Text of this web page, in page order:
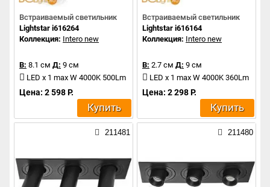
Встраиваемый светильник
Lightstar i616264
Коллекция: Intero new
В: 8.1 см Д: 9 см
LED x 1 max W 4000K 500Lm
Цена: 2 598 Р.
Купить
Встраиваемый светильник
Lightstar i616164
Коллекция: Intero new
В: 2.7 см Д: 9 см
LED x 1 max W 4000K 360Lm
Цена: 2 298 Р.
Купить
211481 211480